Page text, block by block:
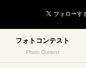
フォトコンテスト
Photo Contest